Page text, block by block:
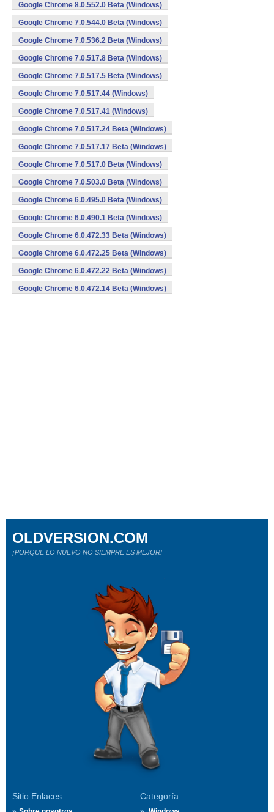
Google Chrome 8.0.552.0 Beta (Windows)
Google Chrome 7.0.544.0 Beta (Windows)
Google Chrome 7.0.536.2 Beta (Windows)
Google Chrome 7.0.517.8 Beta (Windows)
Google Chrome 7.0.517.5 Beta (Windows)
Google Chrome 7.0.517.44 (Windows)
Google Chrome 7.0.517.41 (Windows)
Google Chrome 7.0.517.24 Beta (Windows)
Google Chrome 7.0.517.17 Beta (Windows)
Google Chrome 7.0.517.0 Beta (Windows)
Google Chrome 7.0.503.0 Beta (Windows)
Google Chrome 6.0.495.0 Beta (Windows)
Google Chrome 6.0.490.1 Beta (Windows)
Google Chrome 6.0.472.33 Beta (Windows)
Google Chrome 6.0.472.25 Beta (Windows)
Google Chrome 6.0.472.22 Beta (Windows)
Google Chrome 6.0.472.14 Beta (Windows)
Sitio Enlaces Categoría
OLDVERSION.COM
¡PORQUE LO NUEVO NO SIEMPRE ES MEJOR!